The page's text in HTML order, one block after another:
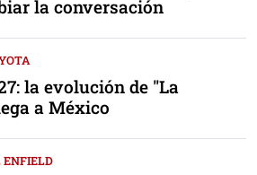
la conversación
la evolución de "La
a México
ENFIELD